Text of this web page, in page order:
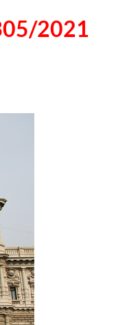
2021